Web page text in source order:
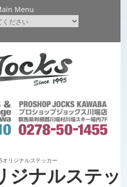
Menu
オリジナルステッカー
ジナルステッ